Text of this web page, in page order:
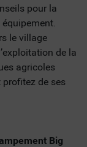
pour la
le village
de la
agricoles
de ses
Big